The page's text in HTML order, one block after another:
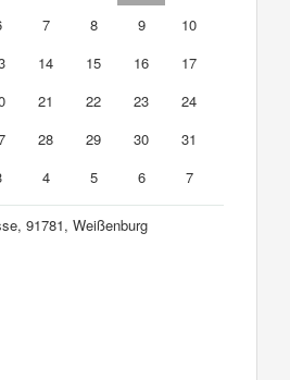
7 8 9
10
14 15 16
17
21 22 23
24
28 29 30
31
4 5 6 7
91781, Weißenburg